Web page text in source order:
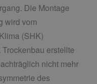
Die Montage
wird vom
(SHK)
erstellte
nicht mehr
des